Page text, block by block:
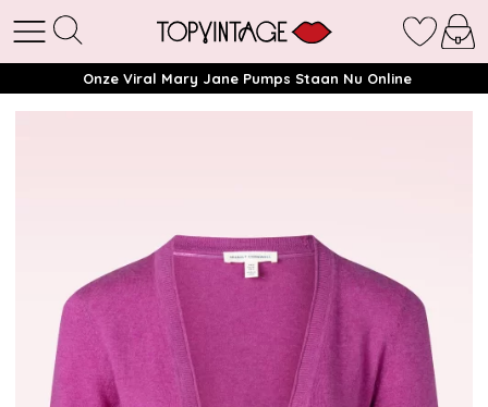
Onze Viral Mary Jane Pumps Staan Nu Online